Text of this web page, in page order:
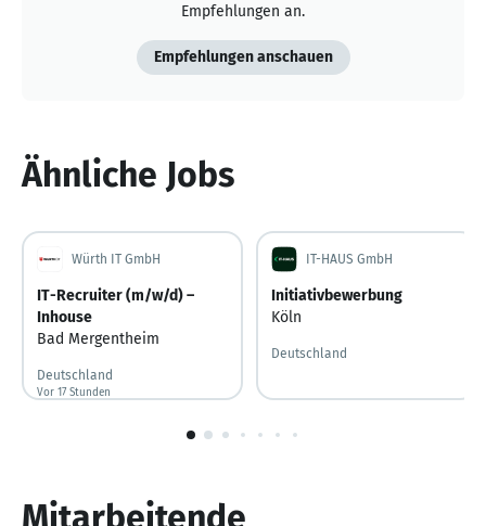
Empfehlungen an.
Empfehlungen anschauen
Ähnliche Jobs
Würth IT GmbH
IT-Recruiter (m/w/d) –
Inhouse
Bad Mergentheim
Deutschland
Vor 17 Stunden
Vor 17 Stunden veröffentlicht
IT-HAUS GmbH
Initiativbewerbung
Köln
Deutschland
1
Mitarbeitende